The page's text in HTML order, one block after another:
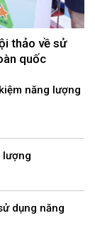
thảo về sử
quốc
năng lượng
lượng
dụng năng